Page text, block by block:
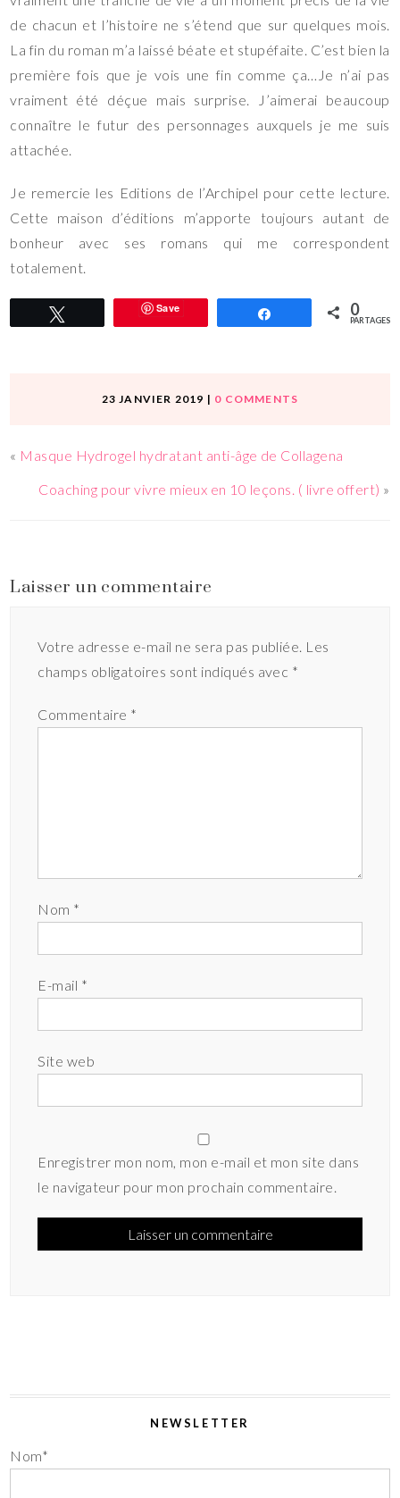
de chacun et l’histoire ne s’étend que sur quelques mois.
La fin du roman m’a laissé béate et stupéfaite. C’est bien la
première fois que je vois une fin comme ça…Je n’ai pas
vraiment été déçue mais surprise. J’aimerai beaucoup
connaître le futur des personnages auxquels je me suis
attachée.
Je remercie les Editions de l’Archipel pour cette lecture.
Cette maison d’éditions m’apporte toujours autant de
bonheur avec ses romans qui me correspondent
totalement.
Save Partagez 0
PARTAGES
23 JANVIER 2019 | 0 COMMENTS
« Masque Hydrogel hydratant anti-âge de Collagena
Coaching pour vivre mieux en 10 leçons. ( livre offert) »
Laisser un commentaire
Votre adresse e-mail ne sera pas publiée. Les
champs obligatoires sont indiqués avec *
Commentaire *
Nom *
E-mail *
Site web
Enregistrer mon nom, mon e-mail et mon site dans
le navigateur pour mon prochain commentaire.
NEWSLETTER
Nom*